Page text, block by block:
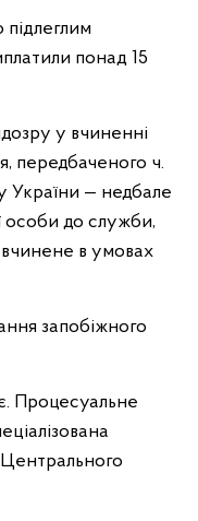
підлеглим
понад 15
у вчиненні
передбаченого ч.
України — недбале
особи до служби,
в умовах
запобіжного
Процесуальне